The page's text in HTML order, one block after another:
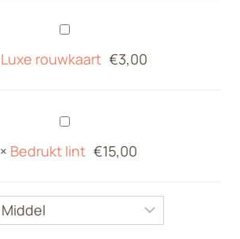
Luxe
rouwkaart
Luxe rouwkaart €3,00
Bedrukt
lint
× Bedrukt lint €15,00